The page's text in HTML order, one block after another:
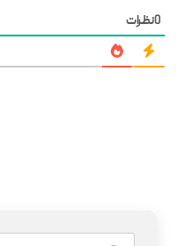
0نظرات